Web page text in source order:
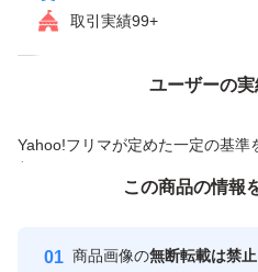
取引実績99+
ユーザーの
Yahoo!フリマが定めた一定の基準
付与しています
安心取引出品者
価格の相談
この商品の情報
商品画像の無断転載は禁止
この商品をみている人にオス